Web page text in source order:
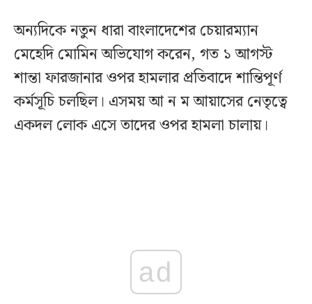
অন্যদিকে নতুন ধারা বাংলাদেশের চেয়ারম্যান
মেহেদি মোমিন অভিযোগ করেন, গত ১ আগস্ট
শান্তা ফারজানার ওপর হামলার প্রতিবাদে শান্তিপূর্ণ
কর্মসূচি চলছিল। এসময় আ ন ম আয়াসের নেতৃত্বে
একদল লোক এসে তাদের ওপর হামলা চালায়।
ad